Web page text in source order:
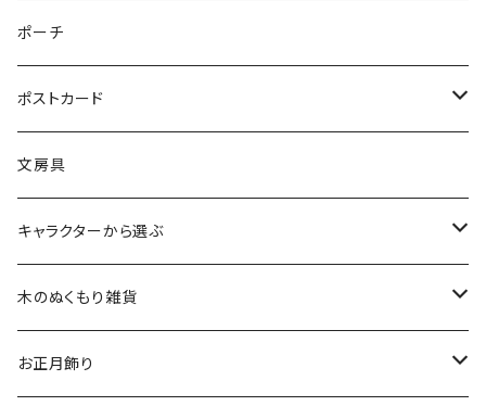
すべてのオーナメント
オルゴールタイプ
ミュージックタイプ
クリスマスイルミネーションライト
オーナメントスタンド
くま雑貨
ウォールアート(壁飾り)
敷き物
キャンドル・キャンドルスタンド
キャンドルスタンド
カードスタンド
LEDキャンドルライト
ワインホルダー
コースター
トレイ（トレー）
ネパール
インドネシア
バリ
エジプト
フランス
インド
ギリシャ
ミニトートバッグ
スリッパ
すべてのファッション雑貨
イヤリング
お皿（プレート）
マグカップ
テーブルクロス
ランチョンマット
敷き物
すべての食器・テーブルクロス・敷き物
ピアス
イヤリング
腕時計
ブレスレット
ネックレス
指輪
ポーチ
ポストカード
バースデーカード
クリスマスカード
その他のポストカード
すべてのポストカード
文房具
キャラクターから選ぶ
ALOHAマプア
木のぬくもり雑貨
ぽれぽれ動物
お正月飾り